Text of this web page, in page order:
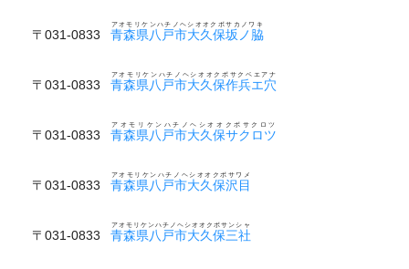
〒031-0833 青森県八戸市大久保坂ノ脇
アオモリケンハチノヘシオオクボサカノワキ
〒031-0833 青森県八戸市大久保作兵エ穴
アオモリケンハチノヘシオオクボサクベエアナ
〒031-0833 青森県八戸市大久保サクロツ
アオモリケンハチノヘシオオクボサクロツ
〒031-0833 青森県八戸市大久保沢目
アオモリケンハチノヘシオオクボサワメ
〒031-0833 青森県八戸市大久保三社
アオモリケンハチノヘシオオクボサンシャ